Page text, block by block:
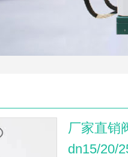
厂家直销
dn15/20/